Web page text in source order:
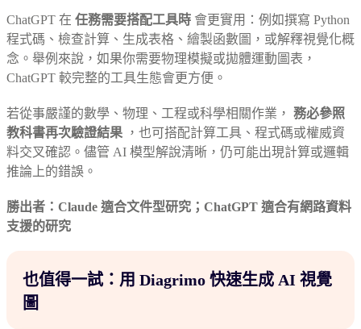
ChatGPT 在 任務需要搭配工具時 會更實用：例如撰寫 Python
程式碼、檢查計算、生成表格、繪製函數圖，或解釋視覺化概
念。舉例來說，如果你需要物理模擬或拋體運動圖表，
ChatGPT 較完整的工具生態會更方便。
若從事嚴謹的數學、物理、工程或科學相關作業， 務必參照
教科書再次驗證結果 ，也可搭配計算工具、程式碼或權威資
料交叉確認。儘管 AI 模型解說清晰，仍可能出現計算或邏輯
推論上的錯誤。
勝出者：Claude 適合文件型研究；ChatGPT 適合有網路資料
支援的研究
也值得一試：用 Diagrimo 快速生成 AI 視覺
圖